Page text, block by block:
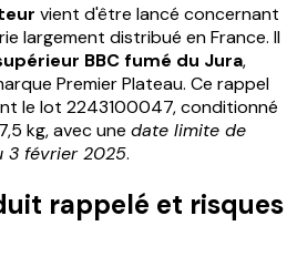
vient d'être lancé concernant
largement distribué en France. Il
BBC fumé du Jura,
Premier Plateau. Ce rappel
le lot 2243100047, conditionné
kg, avec une date limite de
3 février 2025.
rappelé et risques